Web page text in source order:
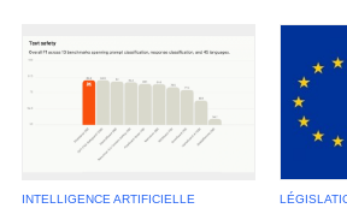
INTELLIGENCE ARTIFICIELLE